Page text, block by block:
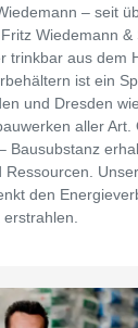
– seit
Wiedemann &
trinkbar aus dem
ist ein
und Dresden
aller Art.
Bausubstanz
den